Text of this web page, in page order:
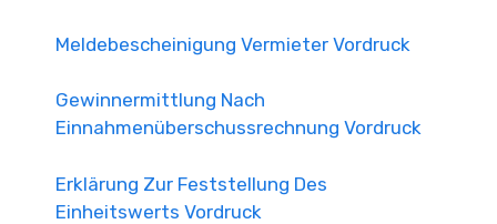
Meldebescheinigung Vermieter Vordruck
Gewinnermittlung Nach
Einnahmenüberschussrechnung Vordruck
Erklärung Zur Feststellung Des
Einheitswerts Vordruck